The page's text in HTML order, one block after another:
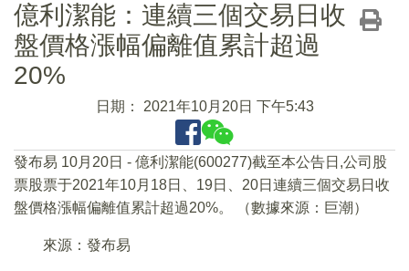
億利潔能：連續三個交易日收
盤價格漲幅偏離值累計超過
20%
日期： 2021年10月20日 下午5:43
發布易 10月20日 - 億利潔能(600277)截至本公告日,公司股
票股票于2021年10月18日、19日、20日連續三個交易日收
盤價格漲幅偏離值累計超過20%。 （數據來源：巨潮）
來源：發布易